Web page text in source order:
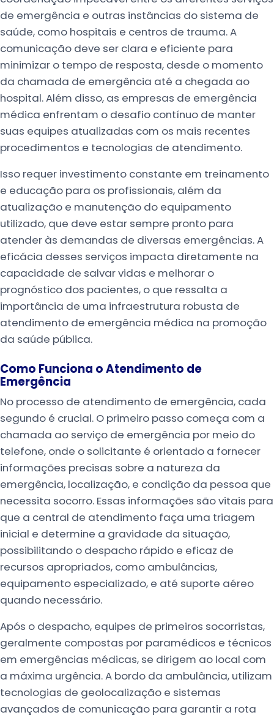
de emergência e outras instâncias do sistema de
saúde, como hospitais e centros de trauma. A
comunicação deve ser clara e eficiente para
minimizar o tempo de resposta, desde o momento
da chamada de emergência até a chegada ao
hospital. Além disso, as empresas de emergência
médica enfrentam o desafio contínuo de manter
suas equipes atualizadas com os mais recentes
procedimentos e tecnologias de atendimento.
Isso requer investimento constante em treinamento
e educação para os profissionais, além da
atualização e manutenção do equipamento
utilizado, que deve estar sempre pronto para
atender às demandas de diversas emergências. A
eficácia desses serviços impacta diretamente na
capacidade de salvar vidas e melhorar o
prognóstico dos pacientes, o que ressalta a
importância de uma infraestrutura robusta de
atendimento de emergência médica na promoção
da saúde pública.
Como Funciona o Atendimento de
Emergência
No processo de atendimento de emergência, cada
segundo é crucial. O primeiro passo começa com a
chamada ao serviço de emergência por meio do
telefone, onde o solicitante é orientado a fornecer
informações precisas sobre a natureza da
emergência, localização, e condição da pessoa que
necessita socorro. Essas informações são vitais para
que a central de atendimento faça uma triagem
inicial e determine a gravidade da situação,
possibilitando o despacho rápido e eficaz de
recursos apropriados, como ambulâncias,
equipamento especializado, e até suporte aéreo
quando necessário.
Após o despacho, equipes de primeiros socorristas,
geralmente compostas por paramédicos e técnicos
em emergências médicas, se dirigem ao local com
a máxima urgência. A bordo da ambulância, utilizam
tecnologias de geolocalização e sistemas
avançados de comunicação para garantir a rota